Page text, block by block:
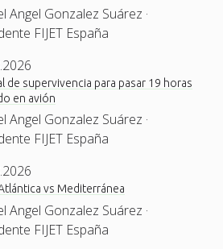
Angel Gonzalez Suárez ·
FIJET España
de supervivencia para pasar 19 horas
en avión
Angel Gonzalez Suárez ·
FIJET España
vs Mediterránea
Angel Gonzalez Suárez ·
FIJET España